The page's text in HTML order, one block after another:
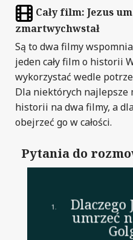
Cały film: Jezus
zmartwychwstał
Są to dwa filmy
jeden cały film o historii
wykorzystać wedle
Dla niektórych najlepsze
historii na dwa filmy, a
obejrzeć go w całości.
Pytania do
Dlaczego
umrzeć